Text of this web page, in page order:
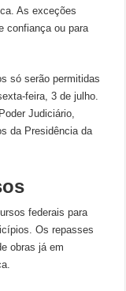
As exceções
confiança ou para
só serão permitidas
feira, 3 de julho.
Judiciário,
da Presidência da
federais para
Os repasses
obras já em